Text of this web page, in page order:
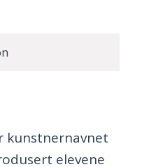
kunstnernavnet
elevene